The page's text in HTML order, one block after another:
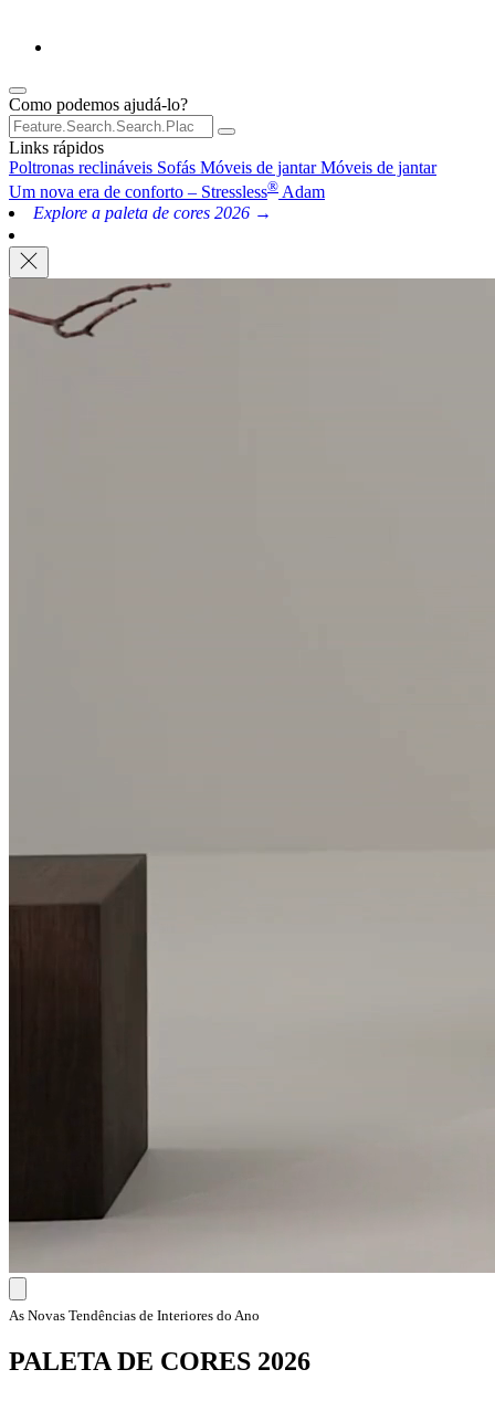
Como podemos ajudá-lo?
Links rápidos
Poltronas reclináveis Sofás Móveis de jantarMóveis de jantar
Um nova era de conforto – Stressless® Adam
Explore a paleta de cores 2026 →
As Novas Tendências de Interiores do Ano
PALETA DE CORES 2026